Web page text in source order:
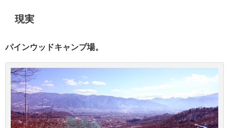
現実
パインウッドキャンプ場。